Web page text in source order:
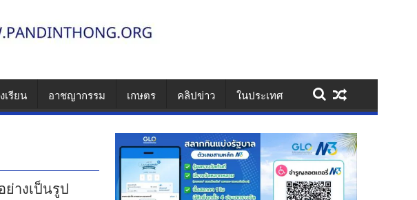
เรียน อาชญากรรม เกษตร คลิปข่าว ในประเทศ
างเป็นรูป